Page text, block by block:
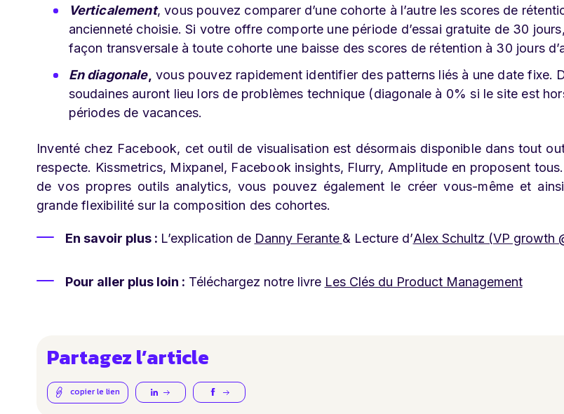
Verticalement, vous pouvez comparer d’une cohorte à l’autre les scores de
ancienneté choisie. Si votre offre comporte une période d’essai gratuite de 30
façon transversale à toute cohorte une baisse des scores de rétention à 30 jours
En diagonale, vous pouvez rapidement identifier des patterns liés à une date fixe.
soudaines auront lieu lors de problèmes technique (diagonale à 0% si le site est
périodes de vacances.
Inventé chez Facebook, cet outil de visualisation est désormais disponible dans tout
respecte. Kissmetrics, Mixpanel, Facebook insights, Flurry, Amplitude en proposent
de vos propres outils analytics, vous pouvez également le créer vous-même et
grande flexibilité sur la composition des cohortes.
En savoir plus : L’explication de Danny Ferante & Lecture d’Alex Schultz (VP growth
Pour aller plus loin : Téléchargez notre livre Les Clés du Product Management
Partagez l’article
copier le lien